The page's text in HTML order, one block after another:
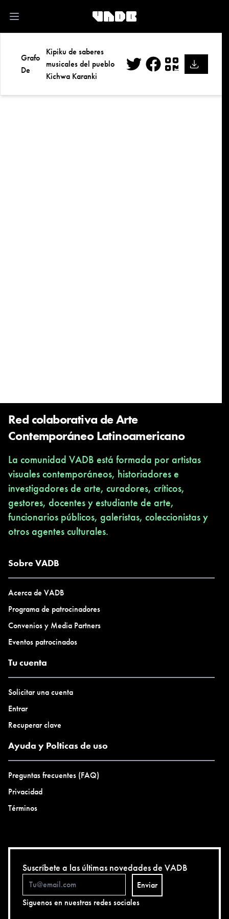
Open main menu
Grafo
De
Kipiku de saberes
musicales del pueblo
Kichwa Karanki
Facebook
QR
Red colaborativa de Arte
Contemporáneo Latinoamericano
La comunidad VADB está formada por artistas
visuales contemporáneos, historiadores e
investigadores de arte, curadores, críticos,
gestores, docentes y estudiante de arte,
funcionarios públicos, galeristas, coleccionistas y
otros agentes culturales.
Sobre VADB
Acerca de VADB
Programa de patrocinadores
Convenios y Media Partners
Eventos patrocinados
Tu cuenta
Solicitar una cuenta
Entrar
Recuperar clave
Ayuda y Polticas de uso
Preguntas frecuentes (FAQ)
Privacidad
Términos
Suscríbete a las últimas novedades de VADB
Enviar
Siguenos en nuestras redes sociales